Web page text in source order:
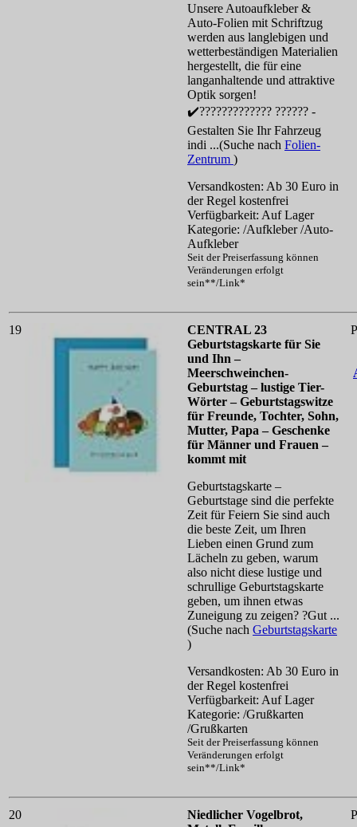
Unsere Autoaufkleber &
Auto-Folien mit Schriftzug
werden aus langlebigen und
wetterbeständigen Materialien
hergestellt, die für eine
langanhaltende und attraktive
Optik sorgen!
✔️????????????? ?????? -
Gestalten Sie Ihr Fahrzeug
indi ...(Suche nach Folien-
Zentrum )
Versandkosten: Ab 30 Euro in
der Regel kostenfrei
Verfügbarkeit: Auf Lager
Kategorie: /Aufkleber /Auto-
Aufkleber
Seit der Preiserfassung können
Veränderungen erfolgt
sein**/Link*
19
CENTRAL 23
Geburtstagskarte für Sie
und Ihn –
Meerschweinchen-
Geburtstag – lustige Tier-
Wörter – Geburtstagswitze
für Freunde, Tochter, Sohn,
Mutter, Papa – Geschenke
für Männer und Frauen –
kommt mit
Geburtstagskarte –
Geburtstage sind die perfekte
Zeit für Feiern Sie sind auch
die beste Zeit, um Ihren
Lieben einen Grund zum
Lächeln zu geben, warum
also nicht diese lustige und
schrullige Geburtstagskarte
geben, um ihnen etwas
Zuneigung zu zeigen? ?Gut ...
(Suche nach Geburtstagskarte
)
Versandkosten: Ab 30 Euro in
der Regel kostenfrei
Verfügbarkeit: Auf Lager
Kategorie: /Grußkarten
/Grußkarten
Seit der Preiserfassung können
Veränderungen erfolgt
sein**/Link*
20
Niedlicher Vogelbrot,